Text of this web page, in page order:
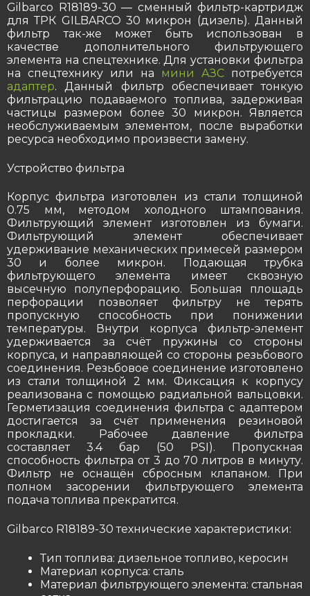
Gilbarco R18189-30 — сменный фильтр-картридж
для ТРК GILBARCO 30 микрон (дизель). Данный
фильтр так-же может быть использован в
качестве дополнительного фильтрующего
элемента на спецтехнике. Для установки фильтра
на спецтехнику или на мини АЗС потребуется
адаптер. Данный фильтр обеспечивает тонкую
фильтрацию подаваемого топлива, задерживая
частицы размером более 30 микрон. Является
необслуживаемым элементом, после выработки
ресурса необходимо произвести замену.
Устройство фильтра
Корпус фильтра изготовлен из стали толщиной
0.75 мм, методом холодного штампования.
Фильтрующий элемент изготовлен из бумаги.
Фильтрующий элемент обеспечивает
удерживание механических примесей размером
30 и более микрон. Подающая трубка
фильтрующего элемента имеет сквозную
высечную полуперфорацию. Большая площадь
перфорации позволяет фильтру не терять
пропускную способность при понижении
температуры. Внутри корпуса фильтр-элемент
удерживается за счёт пружины со стороны
корпуса, и направляющей со стороны резьбового
соединения. Резьбовое соединение изготовлено
из стали толщиной 2 мм. Фиксация к корпусу
реализована с помощью радиальной вальцовки.
Герметизация соединения фильтра с адаптером
достигается за счёт применения резиновой
прокладки. Рабочее давление фильтра
составляет 3.4 бар (50 PSI). Пропускная
способность фильтра от 3 до 70 литров в минуту.
Фильтр не оснащён сбросным клапаном. При
полном засорении фильтрующего элемента
подача топлива прекратится.
Gilbarco R18189-30 технические характеристики:
Тип топлива: дизельное топливо, керосин
Материал корпуса: сталь
Материал фильтрующего элемента: стальная